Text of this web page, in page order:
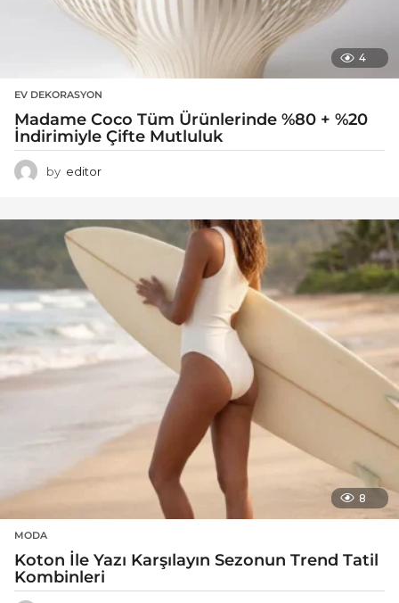
4
EV DEKORASYON
Madame Coco Tüm Ürünlerinde %80 + %20
İndirimiyle Çifte Mutluluk
by editor
8
MODA
Koton İle Yazı Karşılayın Sezonun Trend Tatil
Kombinleri